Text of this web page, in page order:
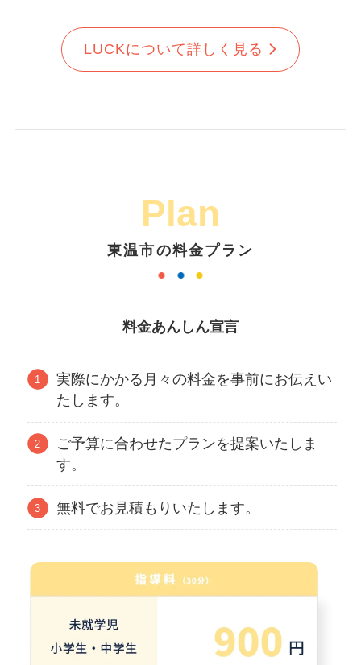
LUCKについて詳しく見る
Plan
東温市の料金プラン
料金あんしん宣言
実際にかかる月々の料金を事前にお伝えい
たします。
ご予算に合わせたプランを提案いたしま
す。
無料でお見積もりいたします。